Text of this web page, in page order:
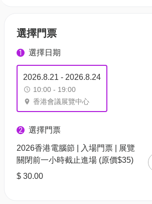
選擇門票
1 選擇日期
2026.8.21 - 2026.8.24
10:00 - 19:00
香港會議展覽中心
2 選擇門票
2026香港電腦節 | 入場門票 | 展覽
關閉前一小時截止進場 (原價$35)
$ 30.00